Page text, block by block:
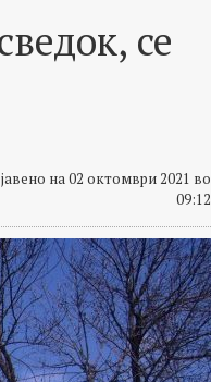
се
на 02 октомври 2021 во
09:12